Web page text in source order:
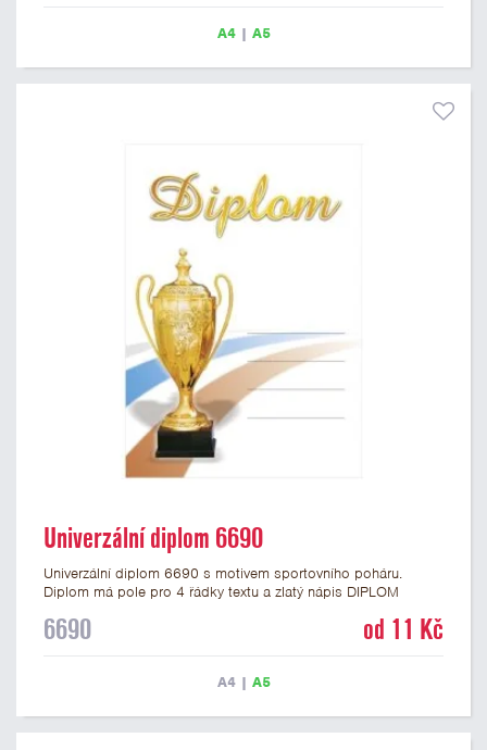
A4| A5
Univerzální diplom 6690
Univerzální diplom 6690 s motivem sportovního poháru.
Diplom má pole pro 4 řádky textu a zlatý nápis DIPLOM
formátu A4 a A5. Tento diplom je vhodný pro většinu událostí,
6690 od 11 Kč
A4| A5